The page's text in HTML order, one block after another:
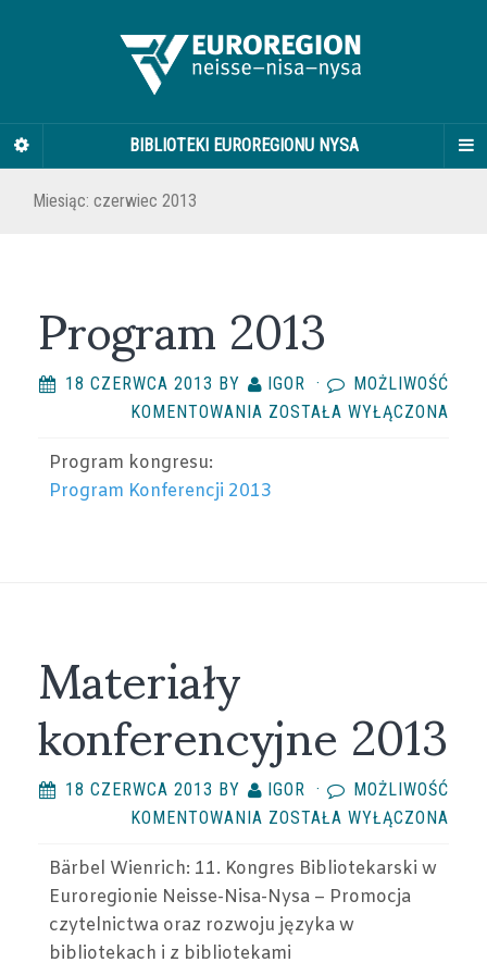
BIBLIOTEKI EUROREGIONU NYSA
Miesiąc: czerwiec 2013
Program 2013
18 CZERWCA 2013 BY IGOR ·
MOŻLIWOŚĆ
KOMENTOWANIA PROGRAM
ZOSTAŁA WYŁĄCZONA
Program kongresu:
Program Konferencji 2013
Materiały
konferencyjne 2013
18 CZERWCA 2013 BY IGOR ·
MOŻLIWOŚĆ
KOMENTOWANIA MATERIAŁY
2013
ZOSTAŁA WYŁĄCZONA
Bärbel Wienrich: 11. Kongres Bibliotekarski w
Euroregionie Neisse-Nisa-Nysa – Promocja
czytelnictwa oraz rozwoju języka w
bibliotekach i z bibliotekami